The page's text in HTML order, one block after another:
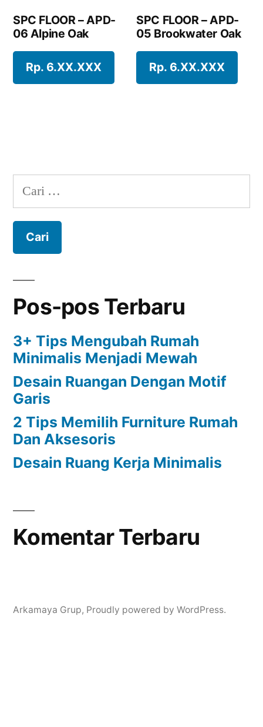
SPC FLOOR – APD-
06 Alpine Oak
Rp. 6.XX.XXX
SPC FLOOR – APD-
05 Brookwater Oak
Rp. 6.XX.XXX
Cari
untuk:
Pos-pos Terbaru
3+ Tips Mengubah Rumah
Minimalis Menjadi Mewah
Desain Ruangan Dengan Motif
Garis
2 Tips Memilih Furniture Rumah
Dan Aksesoris
Desain Ruang Kerja Minimalis
Komentar Terbaru
Arkamaya Grup, Proudly powered by WordPress.